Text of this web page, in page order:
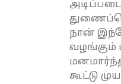
நான்
வழங்கும்
கூட்டு